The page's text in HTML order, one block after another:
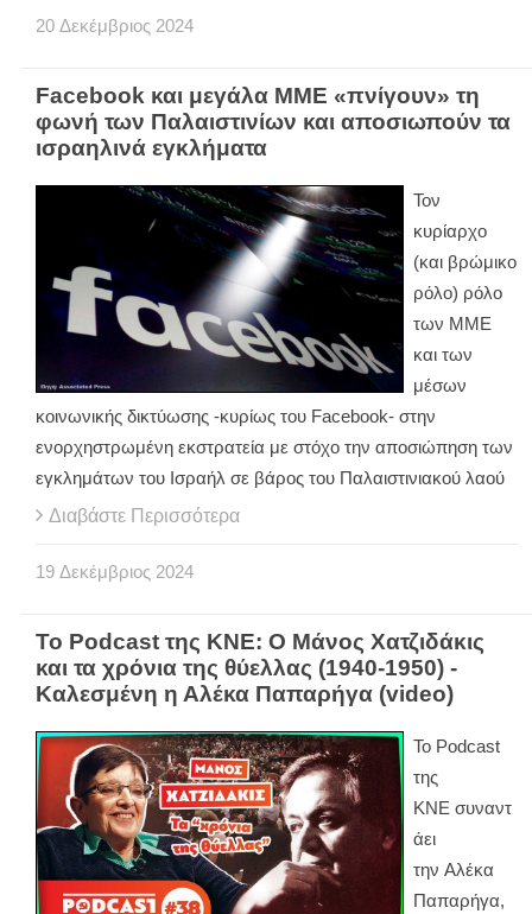
20 Δεκέμβριος 2024
Facebook και μεγάλα ΜΜΕ «πνίγουν» τη
φωνή των Παλαιστινίων και αποσιωπούν τα
ισραηλινά εγκλήματα
Τον
κυρίαρχο
(και βρώμικο
ρόλο) ρόλο
των ΜΜΕ
και των
μέσων
κοινωνικής δικτύωσης -κυρίως του Facebook- στην
ενορχηστρωμένη εκστρατεία με στόχο την αποσιώπηση των
εγκλημάτων του Ισραήλ σε βάρος του Παλαιστινιακού λαού
Διαβάστε Περισσότερα
19 Δεκέμβριος 2024
Το Podcast της ΚΝΕ: Ο Μάνος Χατζιδάκις
και τα χρόνια της θύελλας (1940-1950) -
Καλεσμένη η Αλέκα Παπαρήγα (video)
Το Podcast
της
ΚΝΕ συναντ
άει
την Αλέκα
Παπαρήγα,